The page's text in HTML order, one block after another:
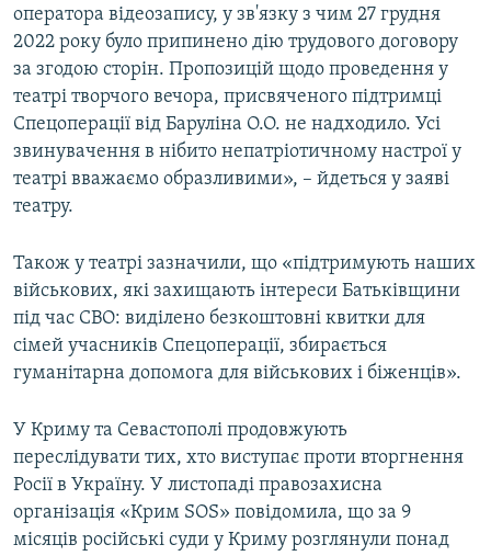
оператора відеозапису, у зв'язку з чим 27 грудня
2022 року було припинено дію трудового договору
за згодою сторін. Пропозицій щодо проведення у
театрі творчого вечора, присвяченого підтримці
Спецоперації від Баруліна О.О. не надходило. Усі
звинувачення в нібито непатріотичному настрої у
театрі вважаємо образливими», – йдеться у заяві
театру.
Також у театрі зазначили, що «підтримують наших
військових, які захищають інтереси Батьківщини
під час СВО: виділено безкоштовні квитки для
сімей учасників Спецоперації, збирається
гуманітарна допомога для військових і біженців».
У Криму та Севастополі продовжують
переслідувати тих, хто виступає проти вторгнення
Росії в Україну. У листопаді правозахисна
організація «Крим SOS» повідомила, що за 9
місяців російські суди у Криму розглянули понад